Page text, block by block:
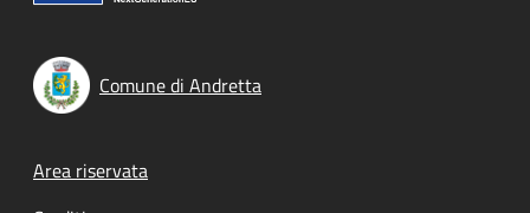
Comune di Andretta
Footer menu
Area riservata